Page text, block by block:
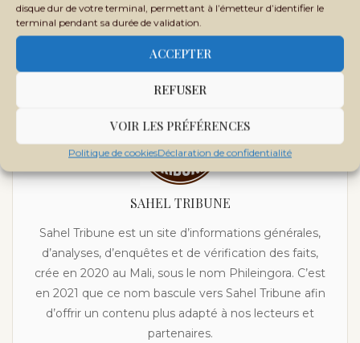
disque dur de votre terminal, permettant à l’émetteur d’identifier le
terminal pendant sa durée de validation.
ACCEPTER
REFUSER
VOIR LES PRÉFÉRENCES
Politique de cookiesDéclaration de confidentialité
next post
Fin de cavale du lion
SAHEL TRIBUNE
Sahel Tribune est un site d’informations générales,
d’analyses, d’enquêtes et de vérification des faits,
crée en 2020 au Mali, sous le nom Phileingora. C’est
en 2021 que ce nom bascule vers Sahel Tribune afin
d’offrir un contenu plus adapté à nos lecteurs et
partenaires.